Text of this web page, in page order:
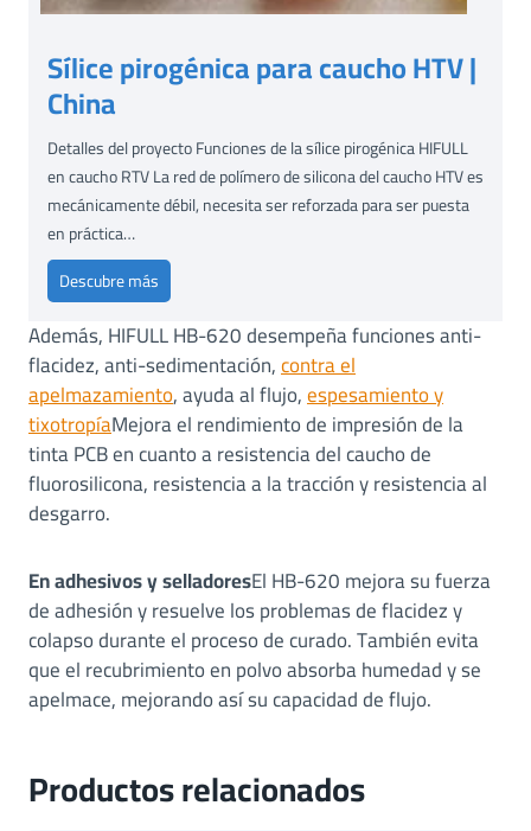
Sílice pirogénica para caucho HTV |
China
Detalles del proyecto Funciones de la sílice pirogénica HIFULL
en caucho RTV La red de polímero de silicona del caucho HTV es
mecánicamente débil, necesita ser reforzada para ser puesta
en práctica…
Descubre más
í
l
i
c
e
p
i
é
n
i
c
a
r
Además, HIFULL HB-620 desempeña funciones anti-
flacidez, anti-sedimentación,contra el
apelmazamiento, ayuda al flujo,espesamiento y
tixotropíaMejora el rendimiento de impresión de la
tinta PCB en cuanto a resistencia del caucho de
fluorosilicona, resistencia a la tracción y resistencia al
desgarro.
En adhesivos y selladoresEl HB-620 mejora su fuerza
de adhesión y resuelve los problemas de flacidez y
colapso durante el proceso de curado. También evita
que el recubrimiento en polvo absorba humedad y se
apelmace, mejorando así su capacidad de flujo.
Productos relacionados